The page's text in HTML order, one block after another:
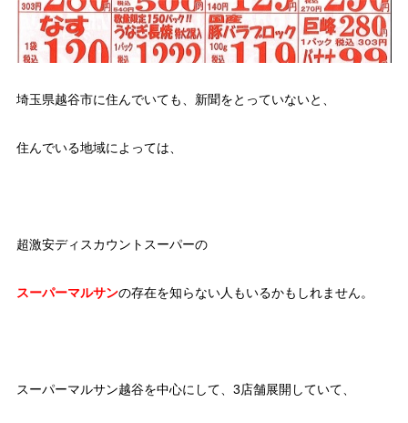
埼玉県越谷市に住んでいても、新聞をとっていないと、
住んでいる地域によっては、
超激安ディスカウントスーパーの
スーパーマルサンの存在を知らない人もいるかもしれません。
スーパーマルサン越谷を中心にして、3店舗展開していて、